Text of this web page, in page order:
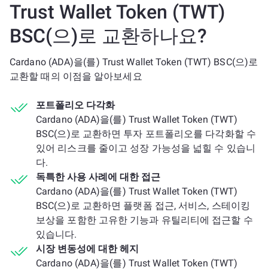
Trust Wallet Token (TWT)
BSC(으)로 교환하나요?
Cardano (ADA)을(를) Trust Wallet Token (TWT) BSC(으)로
교환할 때의 이점을 알아보세요
포트폴리오 다각화
Cardano (ADA)을(를) Trust Wallet Token (TWT)
BSC(으)로 교환하면 투자 포트폴리오를 다각화할 수
있어 리스크를 줄이고 성장 가능성을 넓힐 수 있습니
다.
독특한 사용 사례에 대한 접근
Cardano (ADA)을(를) Trust Wallet Token (TWT)
BSC(으)로 교환하면 플랫폼 접근, 서비스, 스테이킹
보상을 포함한 고유한 기능과 유틸리티에 접근할 수
있습니다.
시장 변동성에 대한 헤지
Cardano (ADA)을(를) Trust Wallet Token (TWT)